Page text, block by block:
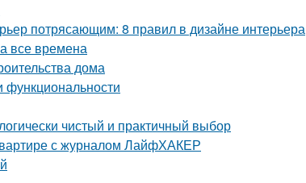
потрясающим: 8 правил в дизайне интерьера
все времена
дома
функциональности
чистый и практичный выбор
с журналом ЛайфХАКЕР